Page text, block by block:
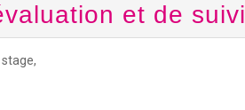
et de suivi